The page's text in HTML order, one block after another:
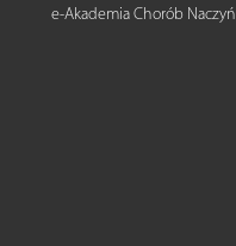
e-Akademia Chorób Naczyń